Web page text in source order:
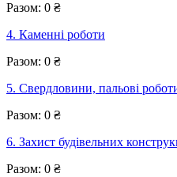
Разом: 0 ₴
4. Каменні роботи
Разом: 0 ₴
5. Свердловини, пальові
Разом: 0 ₴
6. Захист будівельних
Разом: 0 ₴